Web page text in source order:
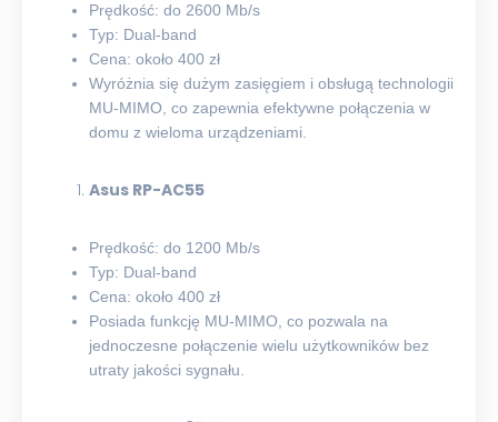
Prędkość: do 2600 Mb/s
Typ: Dual-band
Cena: około 400 zł
Wyróżnia się dużym zasięgiem i obsługą technologii
MU-MIMO, co zapewnia efektywne połączenia w
domu z wieloma urządzeniami.
Asus RP-AC55
Prędkość: do 1200 Mb/s
Typ: Dual-band
Cena: około 400 zł
Posiada funkcję MU-MIMO, co pozwala na
jednoczesne połączenie wielu użytkowników bez
utraty jakości sygnału.